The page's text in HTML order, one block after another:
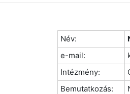
Név:
e-mail:
Intézmény:
Bemutatkozás: